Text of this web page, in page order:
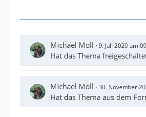
Michael Moll 9. Juli 2020 um
Hat das Thema
Michael Moll 30. November
Hat das Thema aus dem